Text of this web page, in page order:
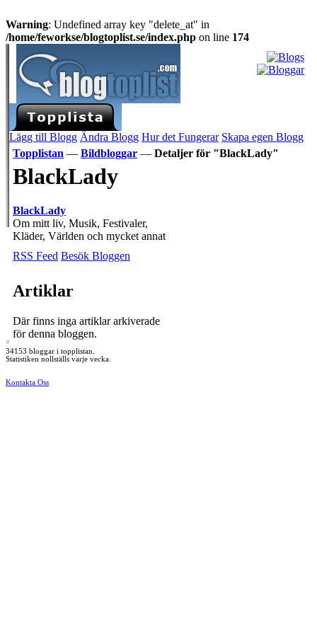
Warning: Undefined array key "delete_at" in
/home/feworkse/blogtoplist.se/index.php on line 174
Lägg till Blogg Ändra Blogg Hur det Fungerar Skapa egen Blogg
Topplistan — Bildbloggar — Detaljer för "BlackLady"
BlackLady
BlackLady
Om mitt liv, Musik, Festivaler,
Kläder, Världen och mycket annat
RSS Feed Besök Bloggen
Artiklar
Där finns inga artiklar arkiverade
för denna bloggen.
34153 bloggar i topplistan.
Statistiken nollställs varje vecka.
Kontakta Oss